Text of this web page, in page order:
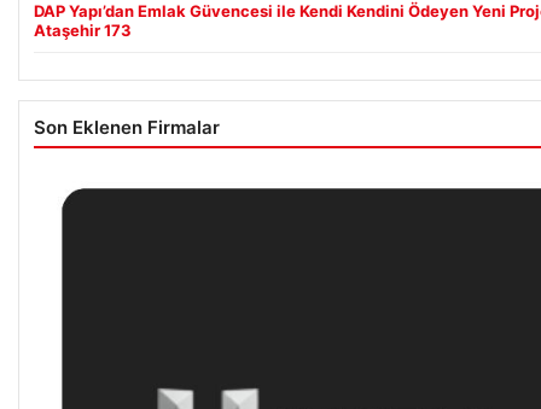
DAP Yapı’dan Emlak Güvencesi ile Kendi Kendini Ödeyen Yeni
Ataşehir 173
Son Eklenen Firmalar